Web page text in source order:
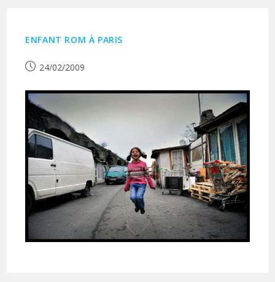
ENFANT ROM À PARIS
Publication
24/02/2009